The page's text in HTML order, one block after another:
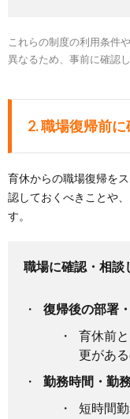
これらの制度の利用条件
異なるため、事前に確認
2. 職場復帰前
育休からの職場復帰を
認しておくべきことや
す。
職場に確認・相談
復帰後の部署
育休前
更があ
勤務時間・勤
短時間